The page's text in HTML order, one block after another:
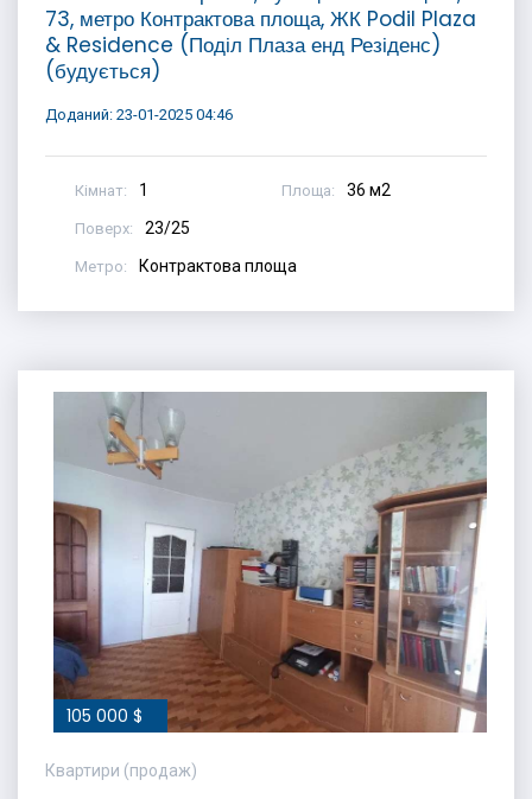
73, метро Контрактова площа, ЖК Podil Plaza
& Residence (Поділ Плаза енд Резіденс)
(будується)
Доданий: 23-01-2025 04:46
Кімнат: 1 Площа: 36 м2
Поверх: 23/25
Метро: Контрактова площа
105 000 $
Квартири (продаж)